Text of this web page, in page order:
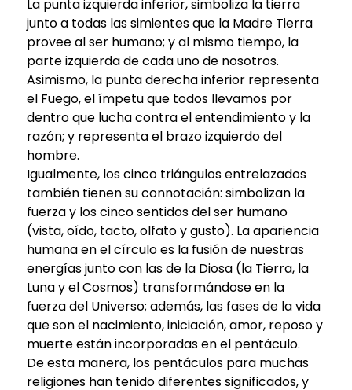
La punta izquierda inferior, simboliza la tierra
junto a todas las simientes que la Madre Tierra
provee al ser humano; y al mismo tiempo, la
parte izquierda de cada uno de nosotros.
Asimismo, la punta derecha inferior representa
el Fuego, el ímpetu que todos llevamos por
dentro que lucha contra el entendimiento y la
razón; y representa el brazo izquierdo del
hombre.
Igualmente, los cinco triángulos entrelazados
también tienen su connotación: simbolizan la
fuerza y los cinco sentidos del ser humano
(vista, oído, tacto, olfato y gusto). La apariencia
humana en el círculo es la fusión de nuestras
energías junto con las de la Diosa (la Tierra, la
Luna y el Cosmos) transformándose en la
fuerza del Universo; además, las fases de la vida
que son el nacimiento, iniciación, amor, reposo y
muerte están incorporadas en el pentáculo.
De esta manera, los pentáculos para muchas
religiones han tenido diferentes significados, y